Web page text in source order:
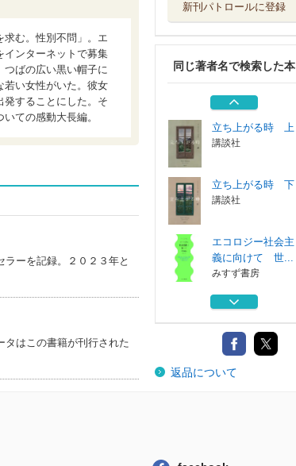
求む。性別不問」。エ
インターネットで募集
つばの広い黒い帽子に
若い女性がいた。彼女
することにした。そ
ての感動大長編。
ーを記録。２０２３年と
タはこの書籍が刊行された
新刊パトロールに登録
同じ著者名で検索した本
空、はてしない青
講談社
黒帯の映画人 柔
道と映画に捧げ...
カンゼン
立ち上がる時 上
講談社
立ち上がる時 下
講談社
エコロジー社会主
義に向けて 世...
みすず書房
空、はてしない青
講談社
黒帯の映画人 柔
道と映画に捧げ...
返品について